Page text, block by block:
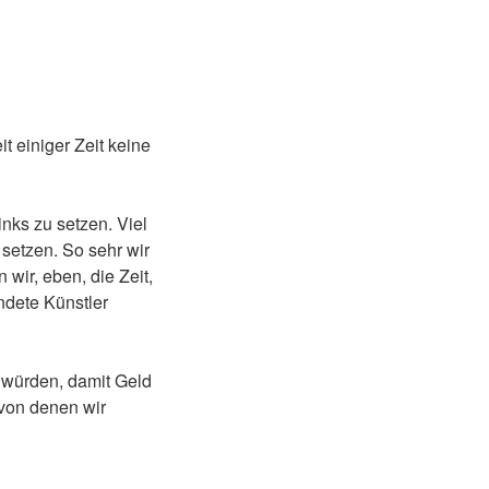
einiger Zeit keine
zu setzen. Viel
So sehr wir
wir, eben, die Zeit,
Künstler
damit Geld
denen wir